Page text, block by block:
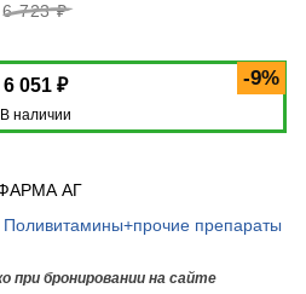
6 723 ₽
-9%
6 051 ₽
В наличии
АГ
Поливитамины+прочие препараты
при бронировании на сайте